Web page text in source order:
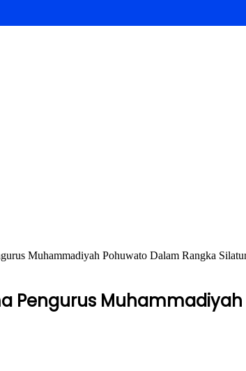
Muhammadiyah Pohuwato Dalam Rangka
Pengurus